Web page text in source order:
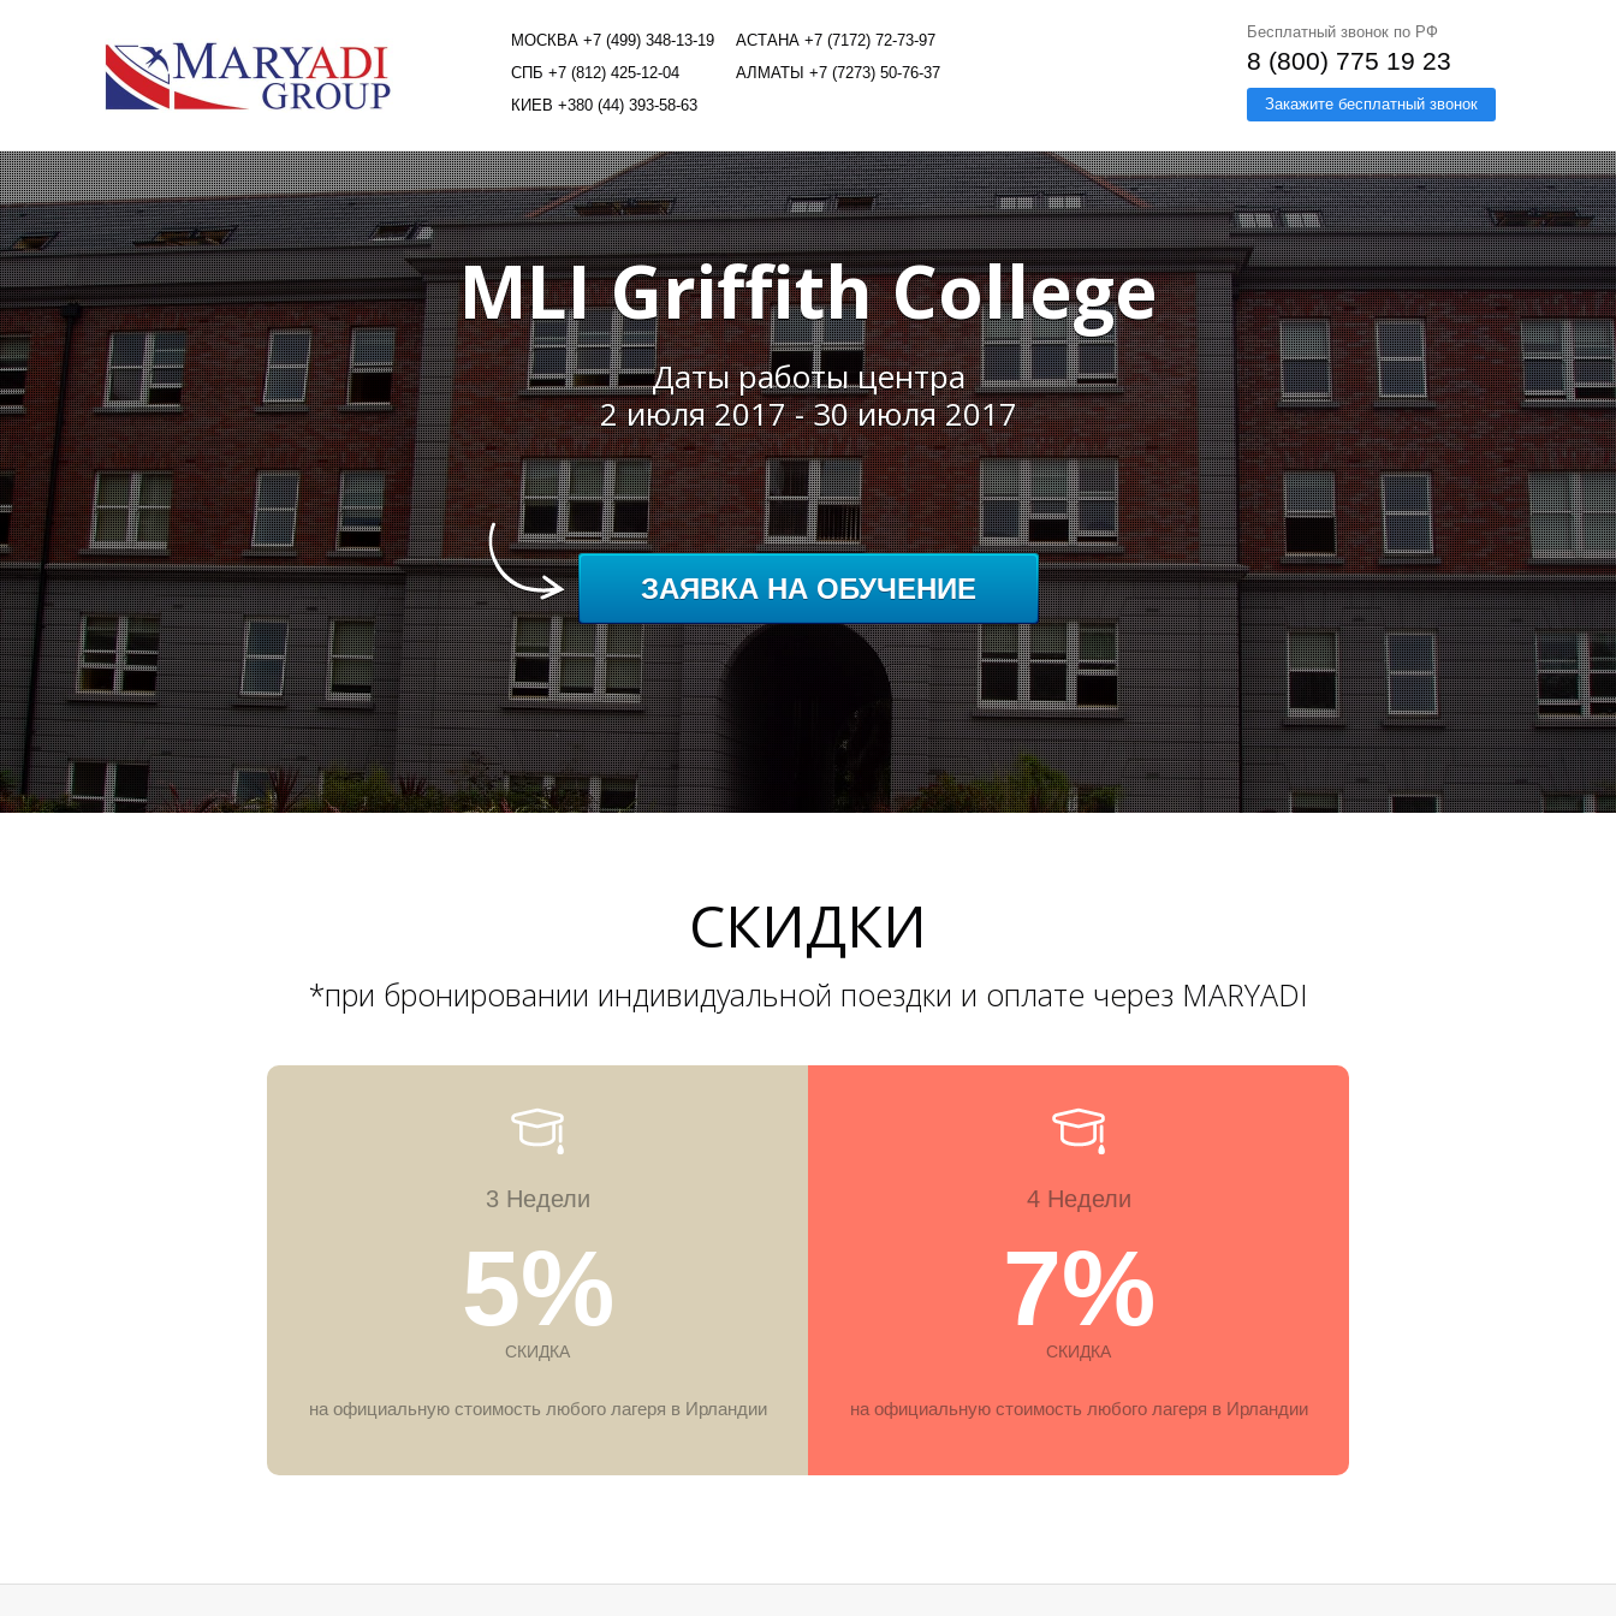
МОСКВА +7 (499) 348-13-19
АСТАНА +7 (7172) 72-73-97
СПБ +7 (812) 425-12-04
АЛМАТЫ +7 (7273) 50-76-37
КИЕВ +380 (44) 393-58-63
Бесплатный звонок по РФ
8 (800) 775 19 23
Закажите бесплатный звонок
MLI Griffith College
Даты работы центра
2 июля 2017 - 30 июля 2017
ЗАЯВКА НА ОБУЧЕНИЕ
СКИДКИ
*при бронировании индивидуальной поездки и оплате через MARYADI
3 Недели
5%
СКИДКА
на официальную стоимость любого лагеря в Ирландии
4 Недели
7%
СКИДКА
на официальную стоимость любого лагеря в Ирландии